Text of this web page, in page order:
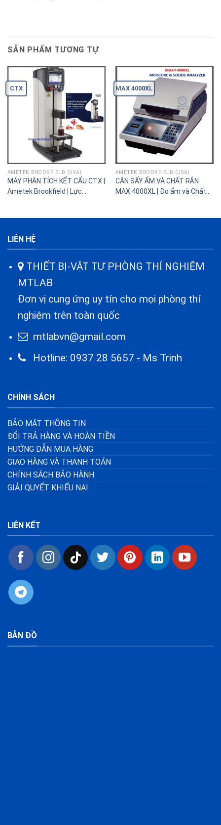
SẢN PHẨM TƯƠNG TỰ
CTX
AMETEK BROOKFIELD (USA)
MÁY PHÂN TÍCH KẾT CẤU CTX |
Ametek Brookfield | Lực
MAX 4000XL
AMETEK BROOKFIELD (USA)
CÂN SẤY ẨM VÀ CHẤT RẮN
MAX 4000XL | Đo ẩm và Chất
LIÊN HỆ
THIẾT BỊ-VẬT TƯ PHÒNG THÍ NGHIỆM
MTLAB
Đơn vị cung ứng uy tín cho mọi phòng thí
nghiệm trên toàn quốc
mtlabvn@gmail.com
Hotline: 0937 28 5657 - Ms Trinh
CHÍNH SÁCH
BẢO MẬT THÔNG TIN
ĐỔI TRẢ HÀNG VÀ HOÀN TIỀN
HƯỚNG DẪN MUA HÀNG
GIAO HÀNG VÀ THANH TOÁN
CHÍNH SÁCH BẢO HÀNH
GIẢI QUYẾT KHIẾU NẠI
LIÊN KẾT
BẢN ĐỒ